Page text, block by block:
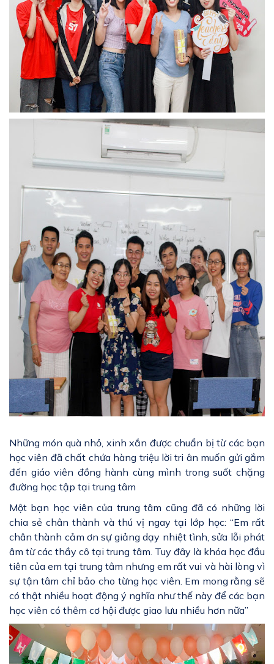
Những món quà nhỏ, xinh xắn được chuẩn bị từ các bạn
học viên đã chất chứa hàng triệu lời tri ân muốn gửi gắm
đến giáo viên đồng hành cùng mình trong suốt chặng
đường học tập tại trung tâm
Một bạn học viên của trung tâm cũng đã có những lời
chia sẻ chân thành và thú vị ngay tại lớp học: “Em rất
chân thành cảm ơn sự giảng dạy nhiệt tình, sửa lỗi phát
âm từ các thầy cô tại trung tâm. Tuy đây là khóa học đầu
tiên của em tại trung tâm nhưng em rất vui và hài lòng vì
sự tận tâm chỉ bảo cho từng học viên. Em mong rằng sẽ
có thật nhiều hoạt động ý nghĩa như thế này để các bạn
học viên có thêm cơ hội được giao lưu nhiều hơn nữa”